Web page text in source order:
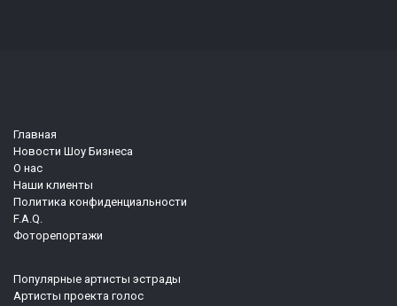
Главная
Новости Шоу Бизнеса
О нас
Наши клиенты
Политика конфиденциальности
F.A.Q.
Фоторепортажи
Популярные артисты эстрады
Артисты проекта голос